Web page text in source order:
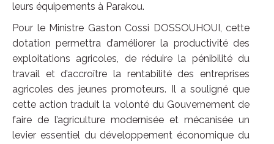
leurs équipements à Parakou.
Pour le Ministre Gaston Cossi DOSSOUHOUI, cette
dotation permettra d’améliorer la productivité des
exploitations agricoles, de réduire la pénibilité du
travail et d’accroître la rentabilité des entreprises
agricoles des jeunes promoteurs. Il a souligné que
cette action traduit la volonté du Gouvernement de
faire de l’agriculture modernisée et mécanisée un
levier essentiel du développement économique du